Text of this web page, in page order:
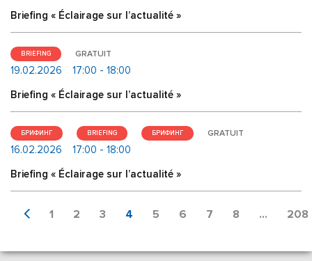
Briefing « Éclairage sur l’actualité »
BRIEFING GRATUIT
19.02.2026
17:00 - 18:00
Briefing « Éclairage sur l’actualité »
БРИФИНГ BRIEFING БРИФИНГ GRATUIT
16.02.2026
17:00 - 18:00
Briefing « Éclairage sur l’actualité »
1 2 3 4 5 6 7 8 ... 208